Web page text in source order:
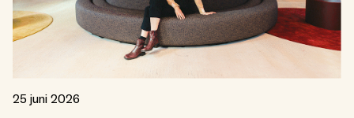
25 juni 2026